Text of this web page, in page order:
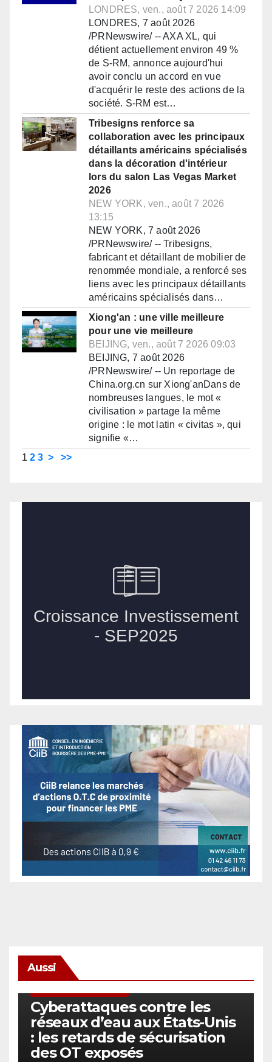
LONDRES, ven., août 7 2026 14:09
LONDRES, 7 août 2026
/PRNewswire/ -- AXA XL, qui
détient actuellement environ 49 %
de S-RM, annonce aujourd'hui
avoir conclu un accord en vue
d'acquérir le reste des actions de la
société. S-RM est…
Tribesigns renforce sa
collaboration avec les principaux
détaillants américains spécialisés
dans la décoration d'intérieur
lors du salon Las Vegas Market
2026
NEW YORK, ven., août 7 2026
13:15
NEW YORK, 7 août 2026
/PRNewswire/ -- Tribesigns,
fabricant et détaillant de mobilier de
renommée mondiale, a renforcé ses
liens avec les principaux détaillants
américains spécialisés dans…
Xiong'an : une ville meilleure
pour une vie meilleure
BEIJING, ven., août 7 2026 09:03
BEIJING, 7 août 2026
/PRNewswire/ -- Un reportage de
China.org.cn sur Xiong'anDans de
nombreuses langues, le mot «
civilisation » partage la même
origine : le mot latin « civitas », qui
signifie «…
1 2 3 > >>
Aussi
Cyberattaques contre les
réseaux d’eau aux États-Unis
: les retards de sécurisation
des OT exposés